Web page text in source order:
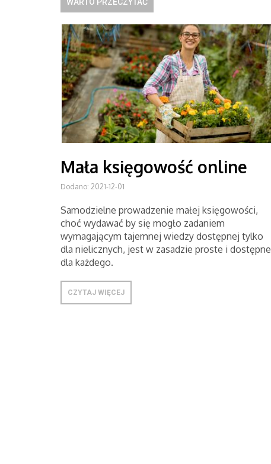
Mała księgowość online
Dodano: 2021-12-01
Samodzielne prowadzenie małej księgowości,
choć wydawać by się mogło zadaniem
wymagającym tajemnej wiedzy dostępnej tylko
dla nielicznych, jest w zasadzie proste i dostępne
dla każdego.
CZYTAJ WIĘCEJ